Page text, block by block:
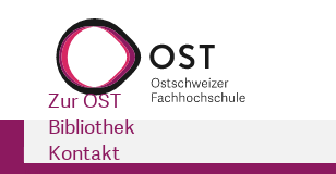
Zur OST
Bibliothek
Kontakt
Bibliothek